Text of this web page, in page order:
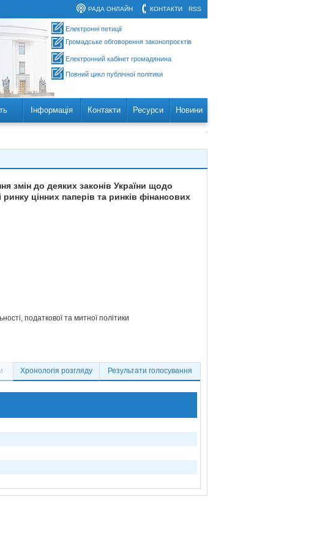
RSS
КОНТАКТИ
РАДА ОНЛАЙН
Електронні петиції
Громадське обговорення законопроєктів
Електронний кабінет громадянина
Повний цикл публічної політики
Інформація Контакти Ресурси Новини
змін до деяких законів України щодо
цінних паперів та ринків фінансових
податкової та митної політики
Хронологія розгляду Результати голосування